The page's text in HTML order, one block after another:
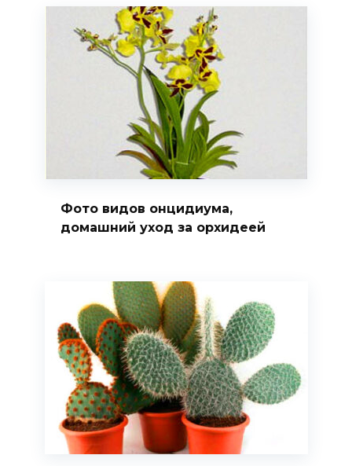
Фото видов онцидиума,
домашний уход за орхидеей